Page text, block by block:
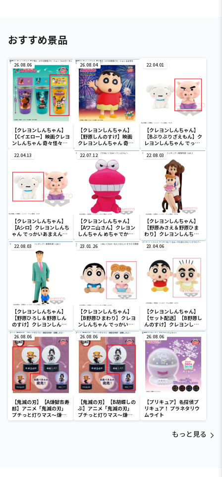
おすすめ景品
26.08.06
【クレヨンしんちゃん】
【Cイエロー】映画クレヨ
ンしんちゃん 奇々怪々！
フルカラータンブラー
26.08.04
【クレヨンしんちゃん】
【野原しんのすけ】映画
クレヨンしんちゃん 奇々
怪々！オラの妖怪バケ～
ション おおきな
SOFVIMATES～野原しん
のすけ～
22.04.01
【クレヨンしんちゃん】
【Bぶりぶりざえもん】ク
レヨンしんちゃん でっか
いあまえんぼぬいぐるみ
22.04.13
【クレヨンしんちゃん】
【Aシロ】クレヨンしんち
ゃん でっかいあまえんぼ
ぬいぐるみ
22.07.12
【クレヨンしんちゃん】
【Aワニ山さん】クレヨン
しんちゃん めちゃでかぬ
いぐるみ～ワニ山さん～
22.08.03
【クレヨンしんちゃん】
【野原みさえ＆野原ひま
わり】クレヨンしんちゃ
ん 野原家フィギュア～家
族写真～vol.2
22.08.03
【クレヨンしんちゃん】
【野原ひろし＆野原しん
のすけ】クレヨンしんち
ゃん 野原家フィギュア～
家族写真～vol.1
23.01.26
【クレヨンしんちゃん】
【B野原ひまわり】クレヨ
ンしんちゃん でっかいぬ
いぐるみ～むにゃむにゃ
オラたち野原一家だゾ～
23.04.06
【クレヨンしんちゃん】
【セット配送】【B野原し
んのすけ】クレヨンしん
ちゃん でっかいぬいぐる
み～今も昔もかわいいオ
ラだゾ～
26.08.06
【鬼滅の刃】【A煉獄杏寿
郎】アニメ「鬼滅の刃」
プチっと灯りマス～煉獄
杏寿郎・胡蝶しのぶ～
26.08.06
【鬼滅の刃】【B胡蝶しの
ぶ】アニメ「鬼滅の刃」
プチっと灯りマス～煉獄
杏寿郎・胡蝶しのぶ～
26.08.06
【プリキュア】名探偵プ
リキュア！ プラネタリウ
ムライト
もっと見る